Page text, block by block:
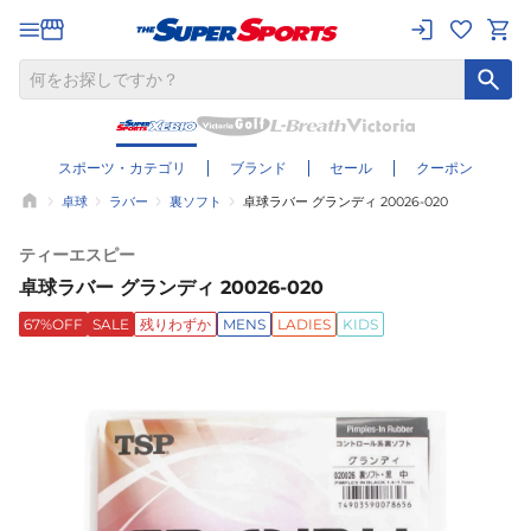
スポーツ・カテゴリ ブランド セール クーポン
卓球 ラバー 裏ソフト 卓球ラバー グランディ 20026-020
ティーエスピー
卓球ラバー グランディ 20026-020
67%OFF SALE 残りわずか MENS LADIES KIDS